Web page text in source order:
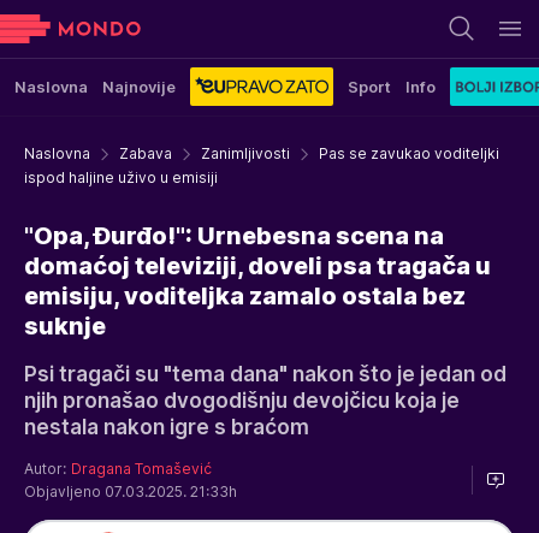
Naslovna Najnovije Sport Info
Naslovna Zabava Zanimljivosti
Pas se zavukao voditeljki
ispod haljine uživo u emisiji
"Opa, Đurđo!": Urnebesna scena na
domaćoj televiziji, doveli psa tragača u
emisiju, voditeljka zamalo ostala bez
suknje
Psi tragači su "tema dana" nakon što je jedan od
njih pronašao dvogodišnju devojčicu koja je
nestala nakon igre s braćom
Autor: Dragana Tomašević
Objavljeno 07.03.2025. 21:33h